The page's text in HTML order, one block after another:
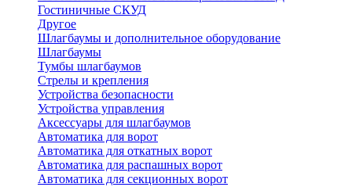
Гостиничные СКУД
Другое
Шлагбаумы и дополнительное оборудование
Шлагбаумы
Тумбы шлагбаумов
Стрелы и крепления
Устройства безопасности
Устройства управления
Аксессуары для шлагбаумов
Автоматика для ворот
Автоматика для откатных ворот
Автоматика для распашных ворот
Автоматика для секционных ворот